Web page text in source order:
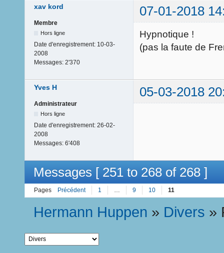
xav kord 07-01-2018
Membre
Hors ligne
Date d'enregistrement: 10-03-
2008
Messages: 2'370
Hypnotique !
(pas la faute de
Yves H 05-03-2018
Administrateur
Hors ligne
Date d'enregistrement: 26-02-
2008
Messages: 6'408
Messages [ 251 to 268 of 268 ]
Pages Précédent 1 … 9 10 11
Hermann Huppen » Divers »